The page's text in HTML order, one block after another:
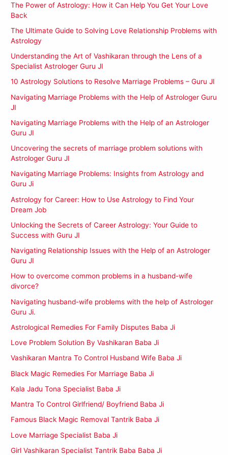
The Power of Astrology: How it Can Help You Get Your Love
Back
The Ultimate Guide to Solving Love Relationship Problems with
Astrology
Understanding the Art of Vashikaran through the Lens of a
Specialist Astrologer Guru JI
10 Astrology Solutions to Resolve Marriage Problems – Guru JI
Navigating Marriage Problems with the Help of Astrologer Guru
JI
Navigating Marriage Problems with the Help of an Astrologer
Guru JI
Uncovering the secrets of marriage problem solutions with
Astrologer Guru JI
Navigating Marriage Problems: Insights from Astrology and
Guru Ji
Astrology for Career: How to Use Astrology to Find Your
Dream Job
Unlocking the Secrets of Career Astrology: Your Guide to
Success with Guru JI
Navigating Relationship Issues with the Help of an Astrologer
Guru JI
How to overcome common problems in a husband-wife
divorce?
Navigating husband-wife problems with the help of Astrologer
Guru Ji.
Astrological Remedies For Family Disputes Baba Ji
Love Problem Solution By Vashikaran Baba Ji
Vashikaran Mantra To Control Husband Wife Baba Ji
Black Magic Remedies For Marriage Baba Ji
Kala Jadu Tona Specialist Baba Ji
Mantra To Control Girlfriend/ Boyfriend Baba Ji
Famous Black Magic Removal Tantrik Baba Ji
Love Marriage Specialist Baba Ji
Girl Vashikaran Specialist Tantrik Baba Baba Ji